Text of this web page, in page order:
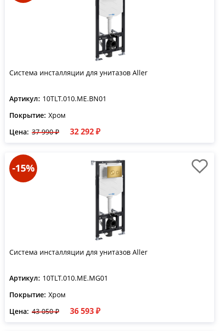
Система инсталляции для унитазов Aller
Артикул: 10TLT.010.ME.BN01
Покрытие: Хром
Цена: 37 990 ₽ 32 292 ₽
-15%
Система инсталляции для унитазов Aller
Артикул: 10TLT.010.ME.MG01
Покрытие: Хром
Цена: 43 050 ₽ 36 593 ₽